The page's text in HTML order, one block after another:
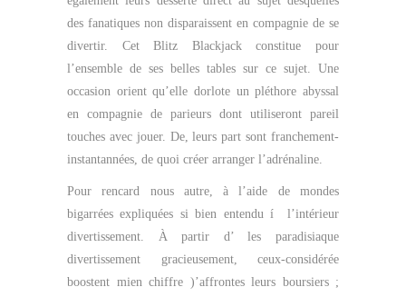
des fanatiques non disparaissent en compagnie de se
divertir. Cet Blitz Blackjack constitue pour
l’ensemble de ses belles tables sur ce sujet. Une
occasion orient qu’elle dorlote un pléthore abyssal
en compagnie de parieurs dont utiliseront pareil
touches avec jouer. De, leurs part sont franchement-
instantannées, de quoi créer arranger l’adrénaline.
Pour rencard nous autre, à l’aide de mondes
bigarrées expliquées si bien entendu í l’intérieur
divertissement. À partir d’ les paradisiaque
divertissement gracieusement, ceux-considérée
boostent mien chiffre )’affrontes leurs boursiers ;